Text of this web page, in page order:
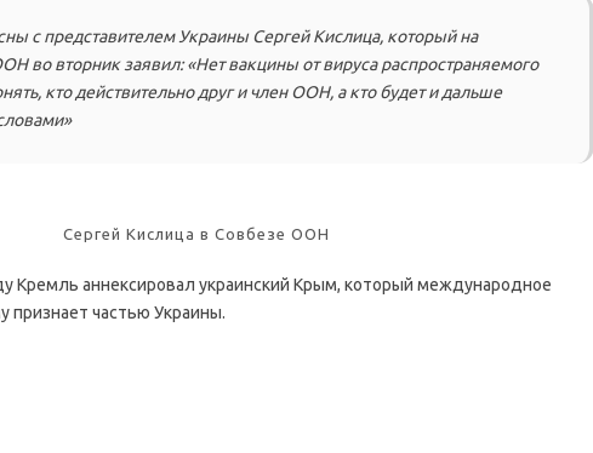
с представителем Украины Сергей Кислица, который на
во вторник заявил: «Нет вакцины от вируса распространяемого
кто действительно друг и член ООН, а кто будет и дальше
Сергей Кислица в Совбезе ООН
Кремль аннексировал украинский Крым, который международное
частью Украины.